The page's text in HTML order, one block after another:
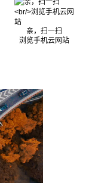
亲，扫一扫
浏览手机云网站